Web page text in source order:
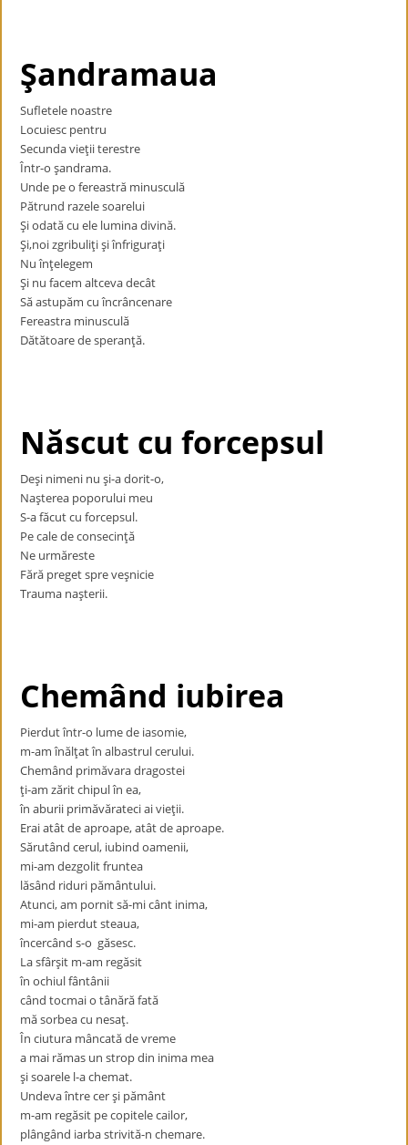
Şandramaua
Sufletele noastre
Locuiesc pentru
Secunda vieţii terestre
Într-o şandrama.
Unde pe o fereastră minusculă
Pătrund razele soarelui
Şi odată cu ele lumina divină.
Şi,noi zgribuliţi şi înfriguraţi
Nu înţelegem
Şi nu facem altceva decât
Să astupăm cu încrâncenare
Fereastra minusculă
Dătătoare de speranţă.
Născut cu forcepsul
Deşi nimeni nu şi-a dorit-o,
Naşterea poporului meu
S-a făcut cu forcepsul.
Pe cale de consecinţă
Ne urmăreste
Fără preget spre veşnicie
Trauma naşterii.
Chemând iubirea
Pierdut într-o lume de iasomie,
m-am înălţat în albastrul cerului.
Chemând primăvara dragostei
ţi-am zărit chipul în ea,
în aburii primăvărateci ai vieţii.
Erai atât de aproape, atât de aproape.
Sărutând cerul, iubind oamenii,
mi-am dezgolit fruntea
lăsând riduri pământului.
Atunci, am pornit să-mi cânt inima,
mi-am pierdut steaua,
încercând s-o găsesc.
La sfârşit m-am regăsit
în ochiul fântânii
când tocmai o tânără fată
mă sorbea cu nesaţ.
În ciutura mâncată de vreme
a mai rămas un strop din inima mea
şi soarele l-a chemat.
Undeva între cer şi pământ
m-am regăsit pe copitele cailor,
plângând iarba strivită-n chemare.